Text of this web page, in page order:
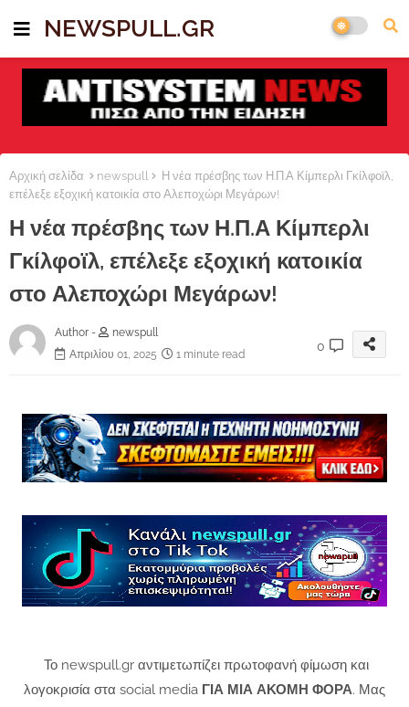
NEWSPULL.GR
Αρχική σελίδα newspull
Η νέα πρέσβης των Η.Π.Α Κίμπερλι Γκίλφοϊλ,
επέλεξε εξοχική κατοικία στο Αλεποχώρι Μεγάρων!
Η νέα πρέσβης των Η.Π.Α Κίμπερλι
Γκίλφοϊλ, επέλεξε εξοχική κατοικία
στο Αλεποχώρι Μεγάρων!
Author -
newspull
Απριλίου 01, 2025
1 minute read
0
Το newspull.gr αντιμετωπίζει πρωτοφανή φίμωση και
λογοκρισία στα social media ΓΙΑ ΜΙΑ ΑΚΟΜΗ ΦΟΡΑ. Μας